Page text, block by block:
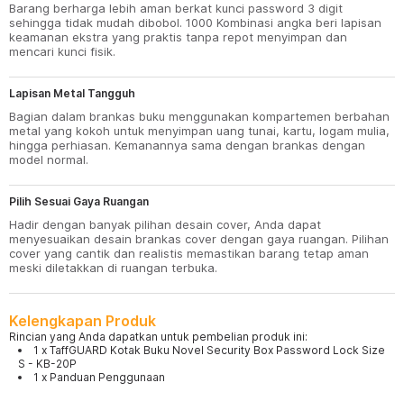
Barang berharga lebih aman berkat kunci password 3 digit
sehingga tidak mudah dibobol. 1000 Kombinasi angka beri lapisan
keamanan ekstra yang praktis tanpa repot menyimpan dan
mencari kunci fisik.
Lapisan Metal Tangguh
Bagian dalam brankas buku menggunakan kompartemen berbahan
metal yang kokoh untuk menyimpan uang tunai, kartu, logam mulia,
hingga perhiasan. Kemanannya sama dengan brankas dengan
model normal.
Pilih Sesuai Gaya Ruangan
Hadir dengan banyak pilihan desain cover, Anda dapat
menyesuaikan desain brankas cover dengan gaya ruangan. Pilihan
cover yang cantik dan realistis memastikan barang tetap aman
meski diletakkan di ruangan terbuka.
Kelengkapan Produk
Rincian yang Anda dapatkan untuk pembelian produk ini:
1 x TaffGUARD Kotak Buku Novel Security Box Password Lock Size
S - KB-20P
1 x Panduan Penggunaan